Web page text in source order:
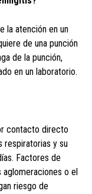
la atención en un
de una punción
de la punción,
en un laboratorio.
contacto directo
respiratorias y su
Factores de
aglomeraciones o el
riesgo de